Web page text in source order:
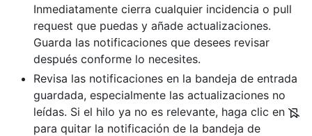
Inmediatamente cierra cualquier incidencia o pull
request que puedas y añade actualizaciones.
Guarda las notificaciones que desees revisar
después conforme lo necesites.
Revisa las notificaciones en la bandeja de entrada
guardada, especialmente las actualizaciones no
leídas. Si el hilo ya no es relevante, haga clic en
para quitar la notificación de la bandeja de